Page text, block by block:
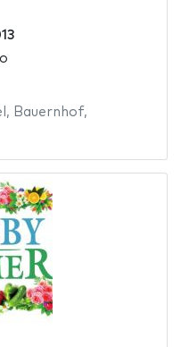
, Bauernhof,